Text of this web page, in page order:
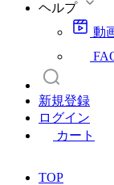
ヘルプ
動
新規登録
ログイン
カート
TOP